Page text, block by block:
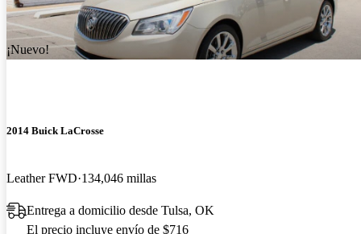
¡Nuevo!
2014 Buick LaCrosse
Leather FWD 134,046 millas
Entrega a domicilio desde Tulsa, OK
El precio incluye envío de $716